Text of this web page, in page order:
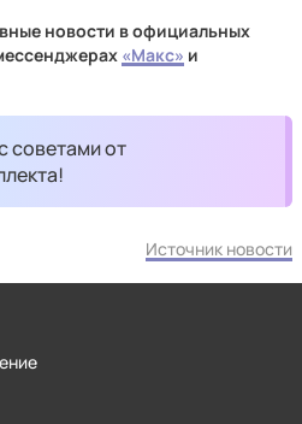
новости в официальных
«Макс» и
советами от
Источник новости